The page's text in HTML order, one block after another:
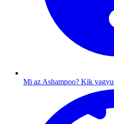
Mi az Ashampoo? Kik